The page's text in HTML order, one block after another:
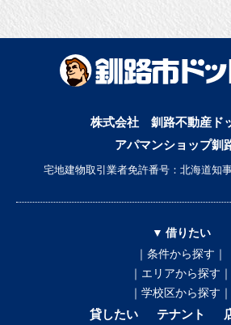
株式会社 釧路不動産ド
アパマンショップ釧
宅地建物取引業者免許番号：北海道知
▼ 借りたい
｜条件から探す｜
｜エリアから探す｜
｜学校区から探す｜
貸したい テナント